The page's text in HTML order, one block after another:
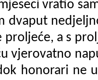
vratio
dvaput
proljeće, a s
vjerovatno
honorari ne